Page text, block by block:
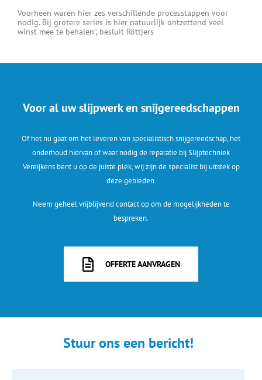
Voorheen waren hier zes verschillende processtappen voor
nodig. Bij grotere series is hier natuurlijk ontzettend veel
winst mee te behalen”, besluit Röttjers
Voor al uw slijpwerk en snijgereedschappen
Of het nu gaat om het leveren van specialistisch snijgereedschap, het
onderhoud hiervan of waar nodig de reparatie bij Slijptechniek
Vereijkens bent u op de juiste plek, wij zijn de specialist bij uitstek op
deze gebieden.
Neem geheel vrijblijvend contact op om de mogelijkheden te
bespreken.
OFFERTE AANVRAGEN
Stuur ons een bericht!